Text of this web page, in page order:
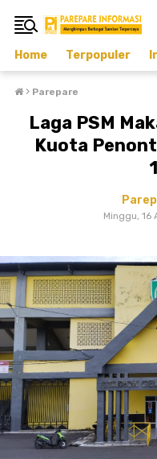
Home Terpopuler
› Parepare
Laga PSM
Kuota
Minggu, 16